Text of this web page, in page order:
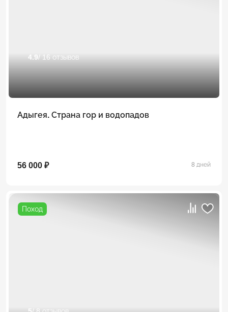
4.9/ 16 отзывов
Адыгея. Страна гор и водопадов
56 000 ₽ 8 дней
Поход